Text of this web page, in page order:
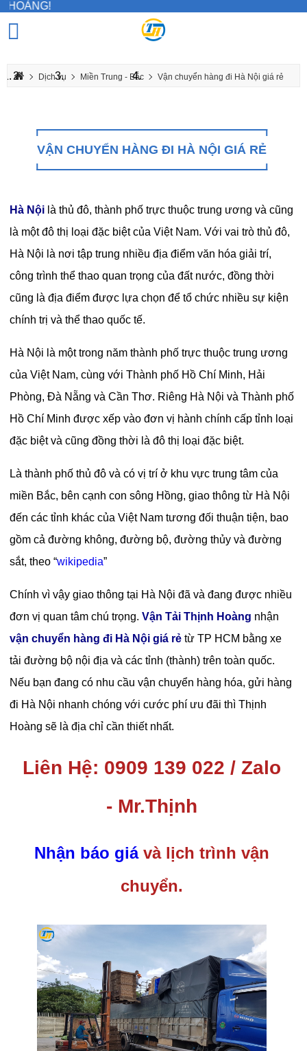
Dịch vụ Miền Trung - Bắc Vận chuyển hàng đi Hà Nội giá rẻ
VẬN CHUYỂN HÀNG ĐI HÀ NỘI GIÁ RẺ
Hà Nội là thủ đô, thành phố trực thuộc trung ương và cũng
là một đô thị loại đặc biệt của Việt Nam. Với vai trò thủ đô,
Hà Nội là nơi tập trung nhiều địa điểm văn hóa giải trí,
công trình thể thao quan trọng của đất nước, đồng thời
cũng là địa điểm được lựa chọn để tổ chức nhiều sự kiện
chính trị và thể thao quốc tế.
Hà Nội là một trong năm thành phố trực thuộc trung ương
của Việt Nam, cùng với Thành phố Hồ Chí Minh, Hải
Phòng, Đà Nẵng và Cần Thơ. Riêng Hà Nội và Thành phố
Hồ Chí Minh được xếp vào đơn vị hành chính cấp tỉnh loại
đặc biệt và cũng đồng thời là đô thị loại đặc biệt.
Là thành phố thủ đô và có vị trí ở khu vực trung tâm của
miền Bắc, bên cạnh con sông Hồng, giao thông từ Hà Nội
đến các tỉnh khác của Việt Nam tương đối thuận tiện, bao
gồm cả đường không, đường bộ, đường thủy và đường
sắt, theo “wikipedia”
Chính vì vậy giao thông tại Hà Nội đã và đang được nhiều
đơn vị quan tâm chú trọng.Vận Tải Thịnh Hoàng nhận
vận chuyển hàng đi Hà Nội giá rẻ từ TP HCM bằng xe
tải đường bộ nội địa và các tỉnh (thành) trên toàn quốc.
Nếu bạn đang có nhu cầu vận chuyển hàng hóa, gửi hàng
đi Hà Nội nhanh chóng với cước phí ưu đãi thì Thịnh
Hoàng sẽ là địa chỉ cần thiết nhất.
Liên Hệ: 0909 139 022 / Zalo
- Mr.Thịnh
Nhận báo giávà lịch trình vận
chuyển.